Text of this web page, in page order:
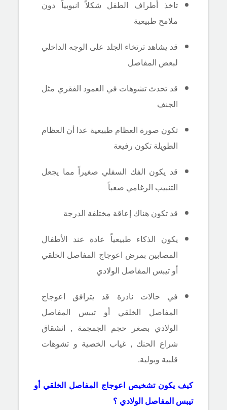
تاخذ أطراف الطفل شكلاً انبوبياً دون
ملامح طبيعية
قد يشاهد ترتخاء الجلد على الوجه الداخلي
لبعض المفاصل
قد تحدث تشوهات في العمود الفقري مثل
الجنف
تكون صورة العظام طبيعية عدا أن العظام
الطويلة تكون رفيعة
قد يكون الفك السفلي صغيراً مما يجعل
التنبيب الرغامي صعباً
قد تكون هناك إعاقة مختلفة الدرجة
يكون الذكاء طبيعياً عادة عند الأطفال
المصابين بمرض اعوجاج المفاصل الخلقي
أو تيبس المفاصل الولادي
في حالات نادرة قد يترافق اعوجاج
المفاصل الخلقي أو تيبس المفاصل
الولادي بصغر حجم الجمجمة , انشقاق
شراع الحنك , غياب الخصية و تشوهات
قلبية وبولية.
كيف يكون تشخيص اعوجاج المفاصل الخلقي أو
تيبس المفاصل الولادي ؟